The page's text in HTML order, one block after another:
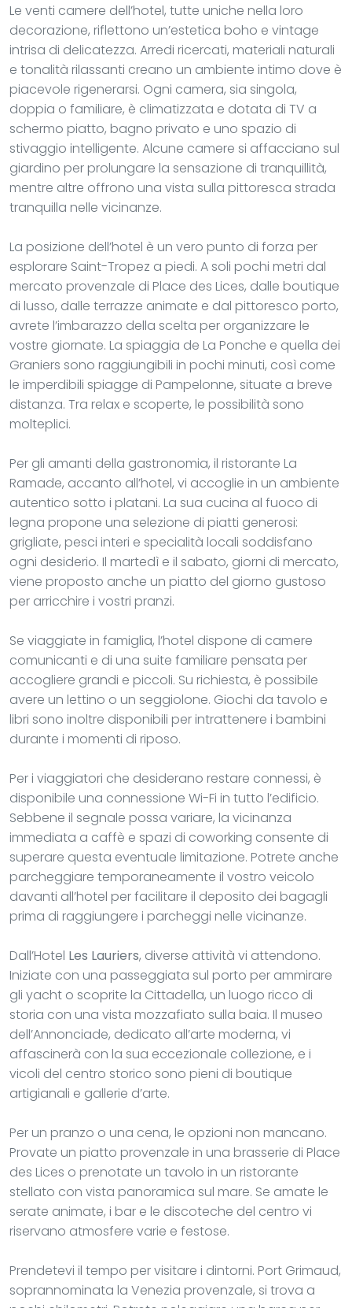
Le venti camere dell’hotel, tutte uniche nella loro
decorazione, riflettono un’estetica boho e vintage
intrisa di delicatezza. Arredi ricercati, materiali naturali
e tonalità rilassanti creano un ambiente intimo dove è
piacevole rigenerarsi. Ogni camera, sia singola,
doppia o familiare, è climatizzata e dotata di TV a
schermo piatto, bagno privato e uno spazio di
stivaggio intelligente. Alcune camere si affacciano sul
giardino per prolungare la sensazione di tranquillità,
mentre altre offrono una vista sulla pittoresca strada
tranquilla nelle vicinanze.
La posizione dell’hotel è un vero punto di forza per
esplorare Saint-Tropez a piedi. A soli pochi metri dal
mercato provenzale di Place des Lices, dalle boutique
di lusso, dalle terrazze animate e dal pittoresco porto,
avrete l’imbarazzo della scelta per organizzare le
vostre giornate. La spiaggia de La Ponche e quella dei
Graniers sono raggiungibili in pochi minuti, così come
le imperdibili spiagge di Pampelonne, situate a breve
distanza. Tra relax e scoperte, le possibilità sono
molteplici.
Per gli amanti della gastronomia, il ristorante La
Ramade, accanto all’hotel, vi accoglie in un ambiente
autentico sotto i platani. La sua cucina al fuoco di
legna propone una selezione di piatti generosi:
grigliate, pesci interi e specialità locali soddisfano
ogni desiderio. Il martedì e il sabato, giorni di mercato,
viene proposto anche un piatto del giorno gustoso
per arricchire i vostri pranzi.
Se viaggiate in famiglia, l’hotel dispone di camere
comunicanti e di una suite familiare pensata per
accogliere grandi e piccoli. Su richiesta, è possibile
avere un lettino o un seggiolone. Giochi da tavolo e
libri sono inoltre disponibili per intrattenere i bambini
durante i momenti di riposo.
Per i viaggiatori che desiderano restare connessi, è
disponibile una connessione Wi-Fi in tutto l’edificio.
Sebbene il segnale possa variare, la vicinanza
immediata a caffè e spazi di coworking consente di
superare questa eventuale limitazione. Potrete anche
parcheggiare temporaneamente il vostro veicolo
davanti all’hotel per facilitare il deposito dei bagagli
prima di raggiungere i parcheggi nelle vicinanze.
Dall’Hotel Les Lauriers, diverse attività vi attendono.
Iniziate con una passeggiata sul porto per ammirare
gli yacht o scoprite la Cittadella, un luogo ricco di
storia con una vista mozzafiato sulla baia. Il museo
dell’Annonciade, dedicato all’arte moderna, vi
affascinerà con la sua eccezionale collezione, e i
vicoli del centro storico sono pieni di boutique
artigianali e gallerie d’arte.
Per un pranzo o una cena, le opzioni non mancano.
Provate un piatto provenzale in una brasserie di Place
des Lices o prenotate un tavolo in un ristorante
stellato con vista panoramica sul mare. Se amate le
serate animate, i bar e le discoteche del centro vi
riservano atmosfere varie e festose.
Prendetevi il tempo per visitare i dintorni. Port Grimaud,
soprannominata la Venezia provenzale, si trova a